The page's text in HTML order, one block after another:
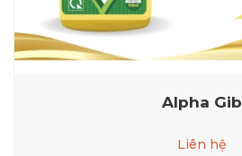
Alpha Gib
Liên hệ